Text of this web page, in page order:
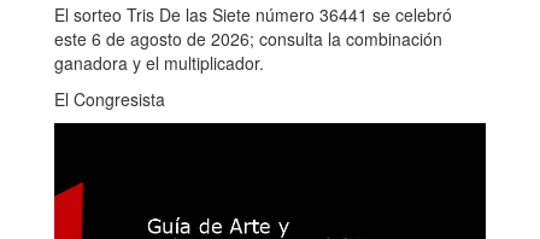
El sorteo Tris De las Siete número 36441 se celebró
este 6 de agosto de 2026; consulta la combinación
ganadora y el multiplicador.
El Congresista